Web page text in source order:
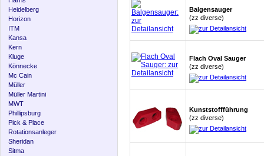
Heidelberg
Horizon
ITM
Kansa
Kern
Kluge
Könnecke
Mc Cain
Müller
Müller Martini
MWT
Phillipsburg
Pick & Place
Rotationsanleger
Sheridan
Sitma
Balgensauger
(zz diverse)
Flach Oval Sauger
(zz diverse)
Kunststoffführung
(zz diverse)